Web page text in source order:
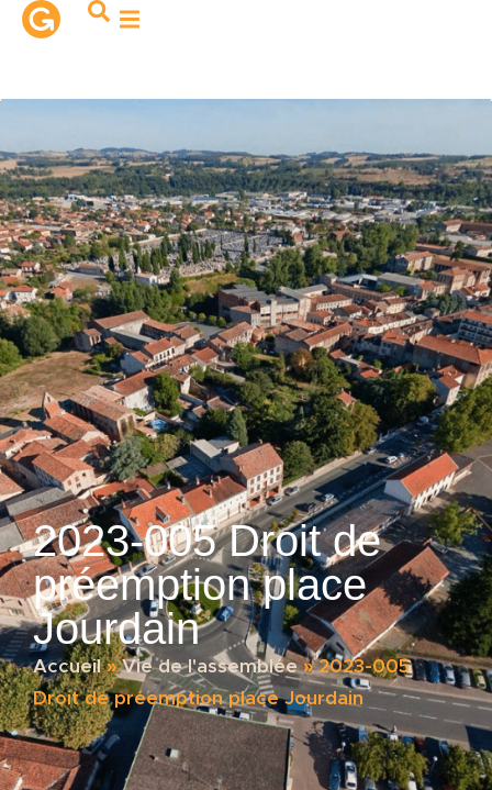
principal
2023-005 Droit de
préemption place
Jourdain
Accueil»Vie de l'assemblée»2023-005
Droit de préemption place Jourdain